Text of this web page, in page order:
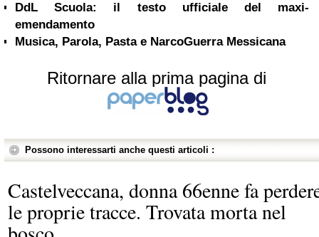
DdL Scuola: il testo ufficiale del maxi-
emendamento
Musica, Parola, Pasta e NarcoGuerra Messicana
Ritornare alla prima pagina di
Possono interessarti anche questi articoli :
Castelveccana, donna 66enne fa
le proprie tracce. Trovata morta nel